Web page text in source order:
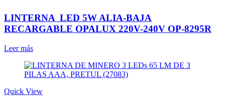
LINTERNA LED 5W ALIA-BAJA
RECARGABLE OPALUX 220V-240V OP-8295R
Leer más
Quick View